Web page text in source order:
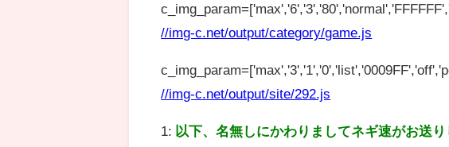
//img-c.net/output/category/game.js
//img-c.net/output/site/292.js
1: 以下、名無しにかわりましてネギ速がお送